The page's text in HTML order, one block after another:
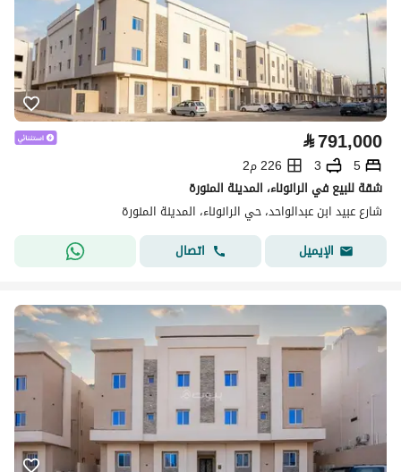
⃁791,000
5
3
226 م2
شقة للبيع في الرانوناء، المدينة المنورة
شارع عبيد ابن عبدالواحد، حي الرانوناء، المدينة المنورة
الإيميل
اتصال